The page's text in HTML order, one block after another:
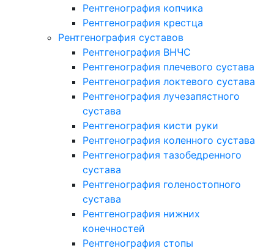
Рентгенография копчика
Рентгенография крестца
Рентгенография суставов
Рентгенография ВНЧС
Рентгенография плечевого сустава
Рентгенография локтевого сустава
Рентгенография лучезапястного
сустава
Рентгенография кисти руки
Рентгенография коленного сустава
Рентгенография тазобедренного
сустава
Рентгенография голеностопного
сустава
Рентгенография нижних
конечностей
Рентгенография стопы